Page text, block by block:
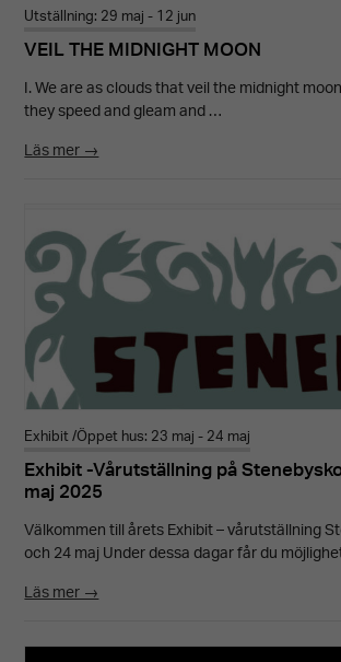
Utställning: 29 maj - 12 jun
VEIL THE MIDNIGHT MOON
I. We are as clouds that veil the midnight
they speed and gleam and …
Läs mer →
Exhibit /Öppet hus: 23 maj - 24 maj
Exhibit -Vårutställning på
maj 2025
Välkommen till årets Exhibit – vårutställning
och 24 maj Under dessa dagar får du
Läs mer →
prestera
bra som
möjligt
ditt besök.
Om du
cookies
att